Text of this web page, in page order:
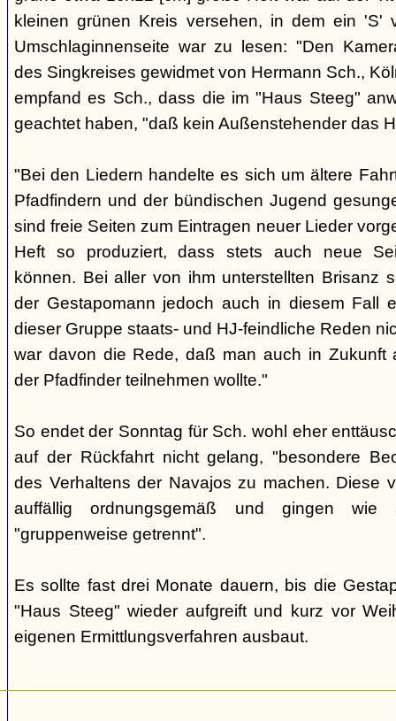
kleinen grünen Kreis versehen, in dem ein 'S'
Umschlaginnenseite war zu lesen: "Den
des Singkreises gewidmet von Hermann Sch.,
empfand es Sch., dass die im "Haus Steeg"
geachtet haben, "daß kein Außenstehender das
"Bei den Liedern handelte es sich um ältere
Pfadfindern und der bündischen Jugend
sind freie Seiten zum Eintragen neuer Lieder
Heft so produziert, dass stets auch neue
können. Bei aller von ihm unterstellten Brisanz
der Gestapomann jedoch auch in diesem Fall
dieser Gruppe staats- und HJ-feindliche Reden
war davon die Rede, daß man auch in Zukunft
der Pfadfinder teilnehmen wollte."
So endet der Sonntag für Sch. wohl eher
auf der Rückfahrt nicht gelang, "besondere
des Verhaltens der Navajos zu machen. Diese
auffällig ordnungsgemäß und gingen wie
"gruppenweise getrennt".
Es sollte fast drei Monate dauern, bis die
"Haus Steeg" wieder aufgreift und kurz vor
eigenen Ermittlungsverfahren ausbaut.